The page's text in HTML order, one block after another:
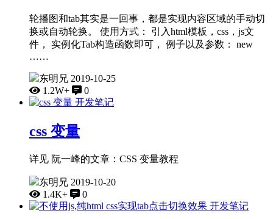
轮播图和tab其实是一回事，都是实现内容区域的手动切
换或自动轮换。 使用方式： 引入html模板，css，js文
件， 实例化Tab构造函数即可， 例子以及参数： new
……
东明兄 2019-10-25
1.2W+
0
开发笔记
css 变量
详见 阮一峰的文章：CSS 变量教程
东明兄 2019-10-20
1.4K+
0
开发笔记